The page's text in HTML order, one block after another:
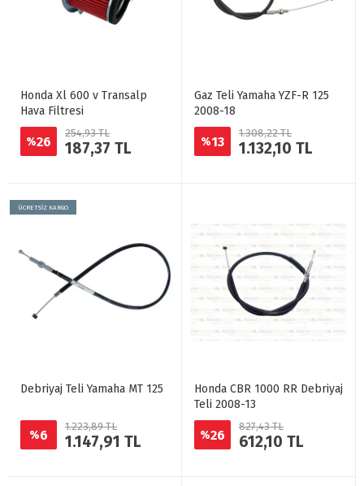
Honda Xl 600 v Transalp
Hava Filtresi
%26
254,93 TL
187,37 TL
Gaz Teli Yamaha YZF-R 125
2008-18
%13
1.308,22 TL
1.132,10 TL
ÜCRETSİZ KARGO
Debriyaj Teli Yamaha MT 125
%6
1.223,89 TL
1.147,91 TL
Honda CBR 1000 RR Debriyaj
Teli 2008-13
%26
827,43 TL
612,10 TL